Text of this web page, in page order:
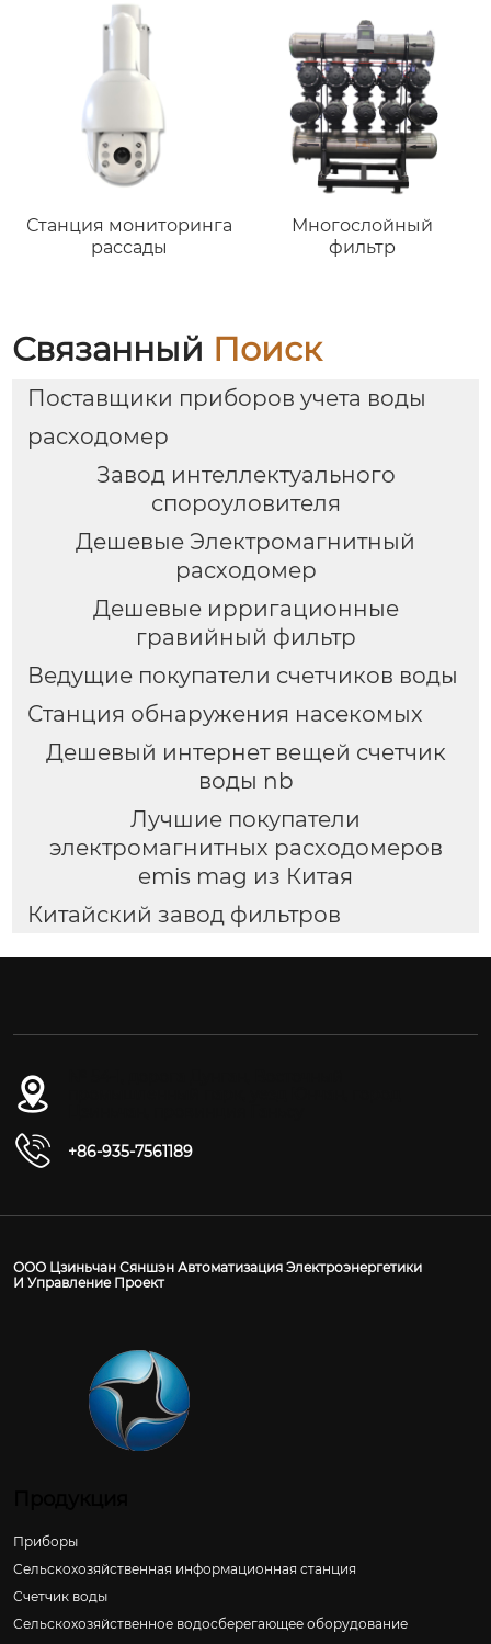
Станция мониторинга
рассады
Многослойный
фильтр
Связанный Поиск
Поставщики приборов учета воды
расходомер
Завод интеллектуального
спороуловителя
Дешевые Электромагнитный
расходомер
Дешевые ирригационные
гравийный фильтр
Ведущие покупатели счетчиков воды
Станция обнаружения насекомых
Дешевый интернет вещей счетчик
воды nb
Лучшие покупатели
электромагнитных расходомеров
emis mag из Китая
Китайский завод фильтров
+86-935-7561189
ООО Цзиньчан Сяншэн Автоматизация Электроэнергетики
И Управление Проект
Приборы
Сельскохозяйственная информационная станция
Счетчик воды
Сельскохозяйственное водосберегающее оборудование